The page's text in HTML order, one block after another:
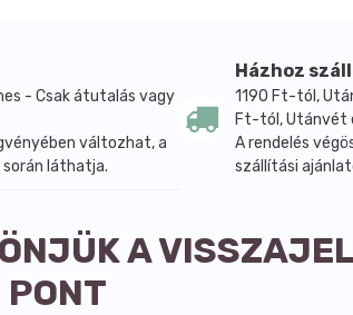
- Csak átutalás vagy
változhat, a
láthatja.
Házhoz
1190 Ft-tól,
Ft-tól, Utánvét
A rendelés
szállítási
A